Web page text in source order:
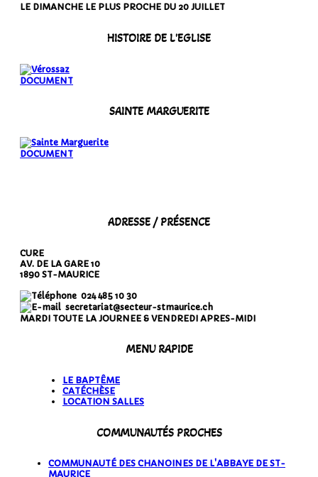
LE DIMANCHE LE PLUS PROCHE DU 20 JUILLET
HISTOIRE DE L'EGLISE
DOCUMENT
SAINTE MARGUERITE
DOCUMENT
ADRESSE / PRÉSENCE
CURE
AV. DE LA GARE 10
1890 ST-MAURICE
024 485 10 30
secretariat@secteur-stmaurice.ch
MARDI TOUTE LA JOURNEE & VENDREDI APRES-MIDI
MENU RAPIDE
LE BAPTÊME
CATÉCHÈSE
LOCATION SALLES
COMMUNAUTÉS PROCHES
COMMUNAUTÉ DES CHANOINES DE L'ABBAYE DE ST-
MAURICE